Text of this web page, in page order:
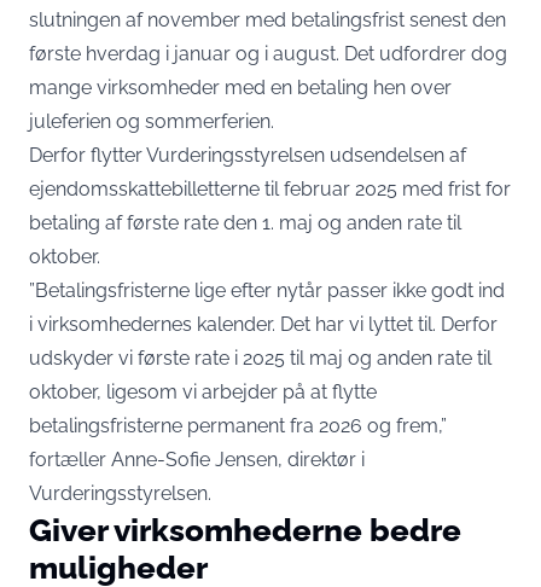
slutningen af november med betalingsfrist senest den
første hverdag i januar og i august. Det udfordrer dog
mange virksomheder med en betaling hen over
juleferien og sommerferien.
Derfor flytter Vurderingsstyrelsen udsendelsen af
ejendomsskattebilletterne til februar 2025 med frist for
betaling af første rate den 1. maj og anden rate til
oktober.
”Betalingsfristerne lige efter nytår passer ikke godt ind
i virksomhedernes kalender. Det har vi lyttet til. Derfor
udskyder vi første rate i 2025 til maj og anden rate til
oktober, ligesom vi arbejder på at flytte
betalingsfristerne permanent fra 2026 og frem,”
fortæller Anne-Sofie Jensen, direktør i
Vurderingsstyrelsen.
Giver virksomhederne bedre
muligheder